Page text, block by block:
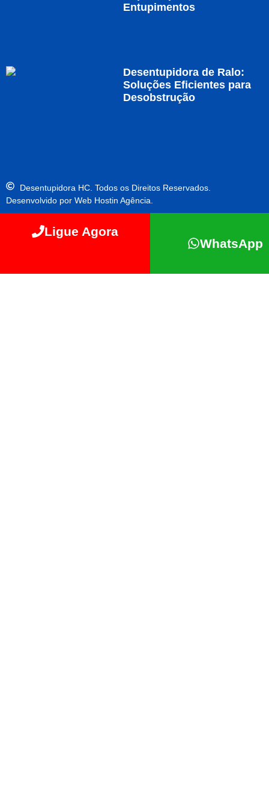
Entupimentos
Desentupidora de Ralo:
Soluções Eficientes para
Desobstrução
Desentupidora HC. Todos os Direitos Reservados.
Desenvolvido por Web Hostin Agência.
Ligue Agora
WhatsApp